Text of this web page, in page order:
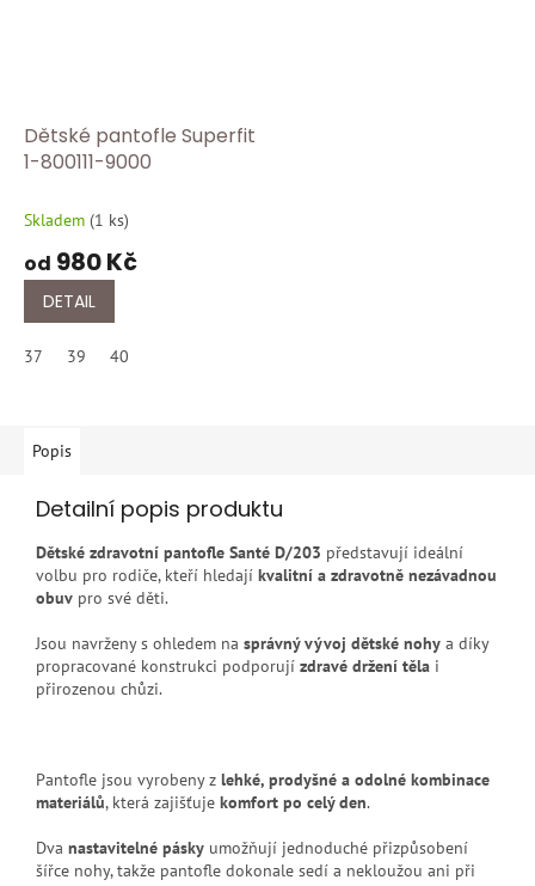
Dětské pantofle Superfit
1-800111-9000
Skladem (1 ks)
od 980 Kč
DETAIL
37 39 40
Popis
Detailní popis produktu
Dětské zdravotní pantofle Santé D/203 představují ideální
volbu pro rodiče, kteří hledají kvalitní a zdravotně nezávadnou
obuv pro své děti.
Jsou navrženy s ohledem na správný vývoj dětské nohy a díky
propracované konstrukci podporují zdravé držení těla i
přirozenou chůzi.
Pantofle jsou vyrobeny z lehké, prodyšné a odolné kombinace
materiálů, která zajišťuje komfort po celý den.
Dva nastavitelné pásky umožňují jednoduché přizpůsobení
šířce nohy, takže pantofle dokonale sedí a nekloužou ani při